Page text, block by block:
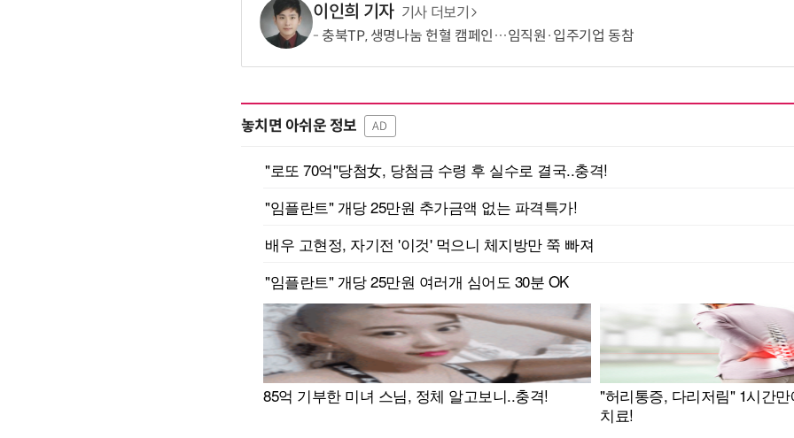
이인희 기자 기사 더보기
충북TP, 생명나눔 헌혈 캠페인…임직원·입주기업 동참
놓치면 아쉬운 정보 AD